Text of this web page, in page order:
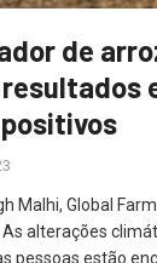
de
Malhi, Global
alterações
pessoas estão